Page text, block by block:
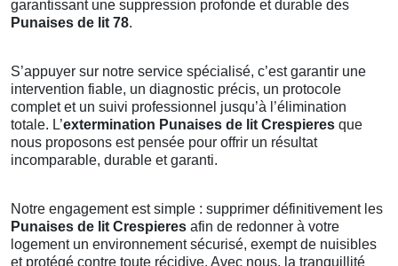
garantissant une suppression profonde et durable des
Punaises de lit 78.
S’appuyer sur notre service spécialisé, c’est garantir une
intervention fiable, un diagnostic précis, un protocole
complet et un suivi professionnel jusqu’à l’élimination
totale. L’extermination Punaises de lit Crespieres que
nous proposons est pensée pour offrir un résultat
incomparable, durable et garanti.
Notre engagement est simple : supprimer définitivement les
Punaises de lit Crespieres afin de redonner à votre
logement un environnement sécurisé, exempt de nuisibles
et protégé contre toute récidive. Avec nous, la tranquillité